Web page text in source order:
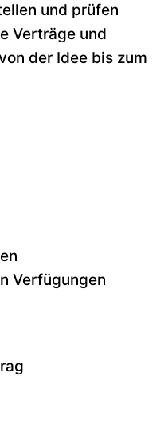
und prüfen
Verträge und
der Idee bis zum
Verfügungen